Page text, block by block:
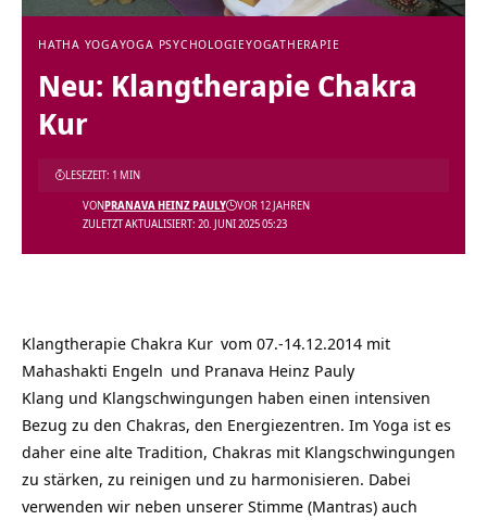
HATHA YOGAYOGA PSYCHOLOGIEYOGATHERAPIE
Neu: Klangtherapie Chakra
Kur
ZULETZT AKTUALISIERT: 20. JUNI 2025 05:23
VONPRANAVA HEINZ PAULY VOR 12 JAHREN
LESEZEIT: 1 MIN
Klangtherapie Chakra Kur vom 07.-14.12.2014 mit
Mahashakti Engeln und Pranava Heinz Pauly
Klang und Klangschwingungen haben einen intensiven
Bezug zu den Chakras, den Energiezentren. Im Yoga ist es
daher eine alte Tradition, Chakras mit Klangschwingungen
zu stärken, zu reinigen und zu harmonisieren. Dabei
verwenden wir neben unserer Stimme (Mantras) auch